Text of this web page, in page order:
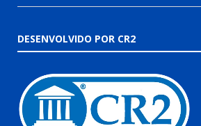
DESENVOLVIDO POR CR2